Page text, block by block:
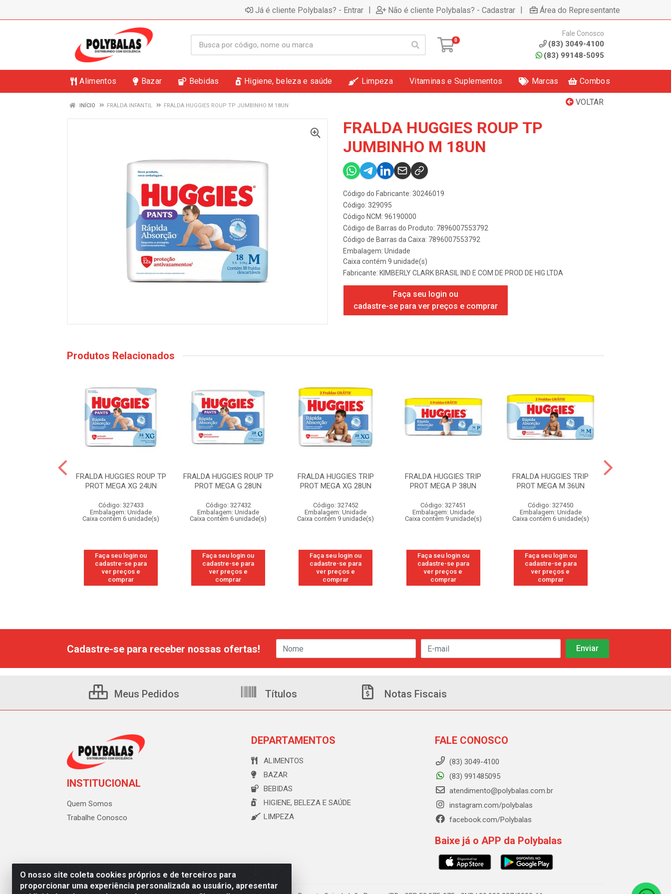
Já é cliente Polybalas? - Entrar | Não é cliente Polybalas? - Cadastrar | Área do Representante
0
Fale Conosco
(83) 3049-4100
(83) 99148-5095
Alimentos Bazar Bebidas Higiene, beleza e saúde Limpeza Vitaminas e Suplementos Marcas Combos
VOLTAR
INÍCIO FRALDA INFANTIL FRALDA HUGGIES ROUP TP JUMBINHO M 18UN
FRALDA HUGGIES ROUP TP
JUMBINHO M 18UN
Código do Fabricante: 30246019
Código: 329095
Código NCM: 96190000
Código de Barras do Produto: 7896007553792
Código de Barras da Caixa: 7896007553792
Embalagem: Unidade
Caixa contém 9 unidade(s)
Fabricante: KIMBERLY CLARK BRASIL IND E COM DE PROD DE HIG LTDA
Faça seu login ou
cadastre-se para ver preços e comprar
Produtos Relacionados
FRALDA HUGGIES ROUP TP
PROT MEGA XG 24UN
Código: 327433
Embalagem: Unidade
Caixa contém 6 unidade(s)
Faça seu login ou
cadastre-se para
ver preços e
comprar
FRALDA HUGGIES ROUP TP
PROT MEGA G 28UN
Código: 327432
Embalagem: Unidade
Caixa contém 6 unidade(s)
Faça seu login ou
cadastre-se para
ver preços e
comprar
FRALDA HUGGIES TRIP
PROT MEGA XG 28UN
Código: 327452
Embalagem: Unidade
Caixa contém 9 unidade(s)
Faça seu login ou
cadastre-se para
ver preços e
comprar
FRALDA HUGGIES TRIP
PROT MEGA P 38UN
Código: 327451
Embalagem: Unidade
Caixa contém 9 unidade(s)
Faça seu login ou
cadastre-se para
ver preços e
comprar
FRALDA HUGGIES TRIP
PROT MEGA M 36UN
Código: 327450
Embalagem: Unidade
Caixa contém 6 unidade(s)
Faça seu login ou
cadastre-se para
ver preços e
comprar
O nosso site coleta cookies próprios e de terceiros para
proporcionar uma experiência personalizada ao usuário, apresentar
Cadastre-se para receber nossas ofertas!
Meus Pedidos Títulos Notas Fiscais
INSTITUCIONAL
Quem Somos
Trabalhe Conosco
DEPARTAMENTOS
ALIMENTOS
BAZAR
BEBIDAS
HIGIENE, BELEZA E SAÚDE
LIMPEZA
FALE CONOSCO
(83) 3049-4100
(83) 991485095
atendimento@polybalas.com.br
instagram.com/polybalas
facebook.com/Polybalas
Baixe já o APP da Polybalas